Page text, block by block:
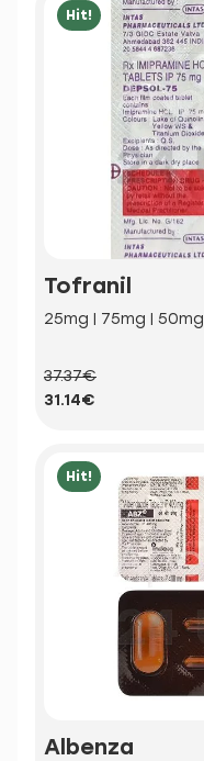
Hit!
Tofranil
25mg | 75mg | 50mg
37.37€
31.14€
Hit!
Albenza